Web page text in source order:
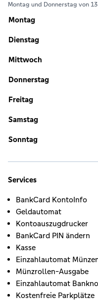
Montag und Donnerstag von
Montag
Dienstag
Mittwoch
Donnerstag
Freitag
Samstag
Sonntag
Services
BankCard KontoInfo
Geldautomat
Kontoauszugdrucker
BankCard PIN ändern
Kasse
Einzahlautomat
Münzrollen-Ausgabe
Einzahlautomat
Kostenfreie Parkplätze